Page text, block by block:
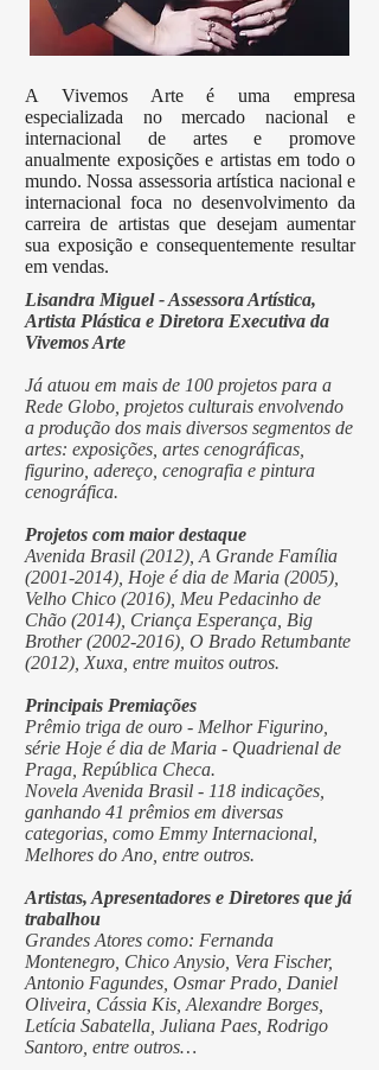
A Vivemos Arte é uma empresa
especializada no mercado nacional e
internacional de artes e promove
anualmente exposições e artistas em todo o
mundo. Nossa assessoria artística nacional e
internacional foca no desenvolvimento da
carreira de artistas que desejam aumentar
sua exposição e consequentemente resultar
em vendas.
Lisandra Miguel - Assessora Artística,
Artista Plástica e Diretora Executiva da
Vivemos Arte
Já atuou em mais de 100 projetos para a
Rede Globo, projetos culturais envolvendo
a produção dos mais diversos segmentos de
artes: exposições, artes cenográficas,
figurino, adereço, cenografia e pintura
cenográfica.
Projetos com maior destaque
Avenida Brasil (2012), A Grande Família
(2001-2014), Hoje é dia de Maria (2005),
Velho Chico (2016), Meu Pedacinho de
Chão (2014), Criança Esperança, Big
Brother(2002-2016), O Brado Retumbante
(2012), Xuxa, entre muitos outros.
Principais Premiações
Prêmio triga de ouro - Melhor Figurino,
série Hoje é dia de Maria - Quadrienal de
Praga, República Checa.
Novela Avenida Brasil - 118 indicações,
ganhando 41 prêmios em diversas
categorias, como Emmy Internacional,
Melhores do Ano, entre outros.
Artistas, Apresentadores e Diretores que já
trabalhou
Grandes Atores como: Fernanda
Montenegro, Chico Anysio, Vera Fischer,
Antonio Fagundes, Osmar Prado, Daniel
Oliveira, Cássia Kis, Alexandre Borges,
Letícia Sabatella, Juliana Paes, Rodrigo
Santoro, entre outros…